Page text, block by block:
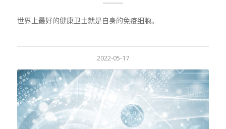
世界上最好的健康卫士就是自身的免疫细胞。
2022-05-17